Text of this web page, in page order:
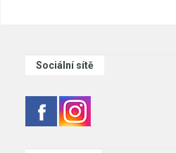
Sociální sítě